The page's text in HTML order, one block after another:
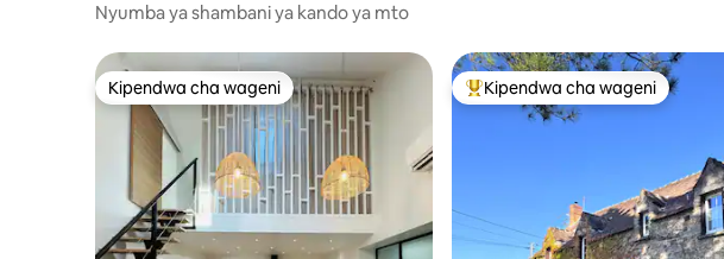
ives
Nyumba ya shambani ya kando ya mto
Kipendwa cha wageni
Kipendwa cha wageni Kipendwa maarufu cha wageni
Kipendwa cha wageni